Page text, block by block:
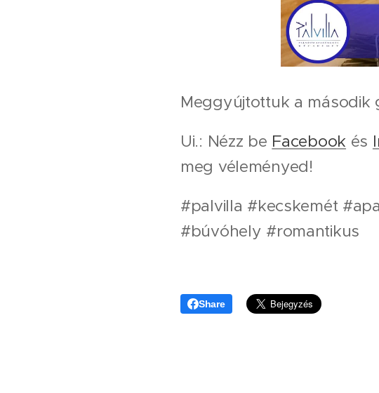
Meggyújtottuk a
Ui.: Nézz be Facebook és
meg véleményed!
#palvilla #kecskemét
#búvóhely #romantikus
Share